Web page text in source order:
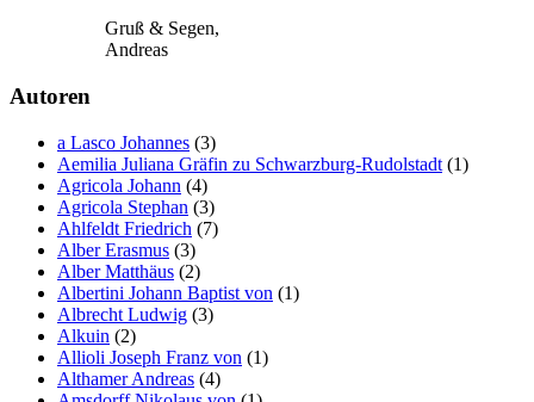
Gruß & Segen,
Andreas
Autoren
a Lasco Johannes (3)
Aemilia Juliana Gräfin zu Schwarzburg-Rudolstadt (1)
Agricola Johann (4)
Agricola Stephan (3)
Ahlfeldt Friedrich (7)
Alber Erasmus (3)
Alber Matthäus (2)
Albertini Johann Baptist von (1)
Albrecht Ludwig (3)
Alkuin (2)
Allioli Joseph Franz von (1)
Althamer Andreas (4)